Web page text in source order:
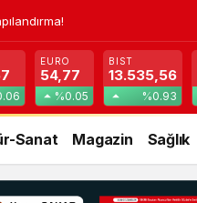
EURO
54,77
%0.05
BIST
13.535,56
%0.93
Sanat Magazin Sağlık